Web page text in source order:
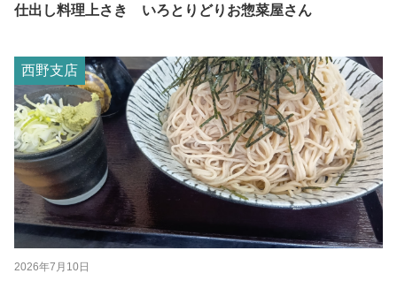
仕出し料理上さき いろとりどりお惣菜屋さん
西野支店
2026年7月10日